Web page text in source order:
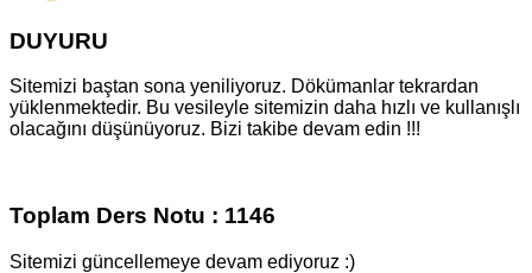
DUYURU
Sitemizi baştan sona yeniliyoruz. Dökümanlar tekrardan
yüklenmektedir. Bu vesileyle sitemizin daha hızlı ve kullanışlı
olacağını düşünüyoruz. Bizi takibe devam edin !!!
Toplam Ders Notu : 1146
Sitemizi güncellemeye devam ediyoruz :)